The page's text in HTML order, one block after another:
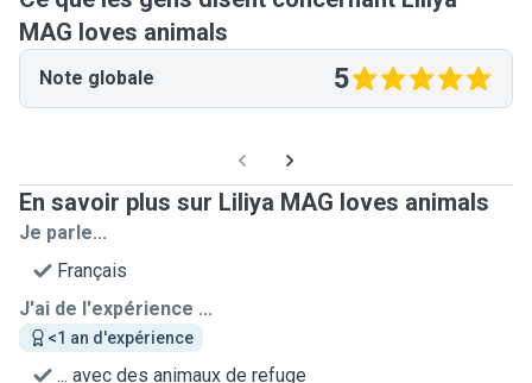
MAG loves animals
Note globale 5
En savoir plus sur Liliya MAG loves animals
Je parle...
Français
J'ai de l'expérience ...
<1 an d'expérience
... avec des animaux de refuge